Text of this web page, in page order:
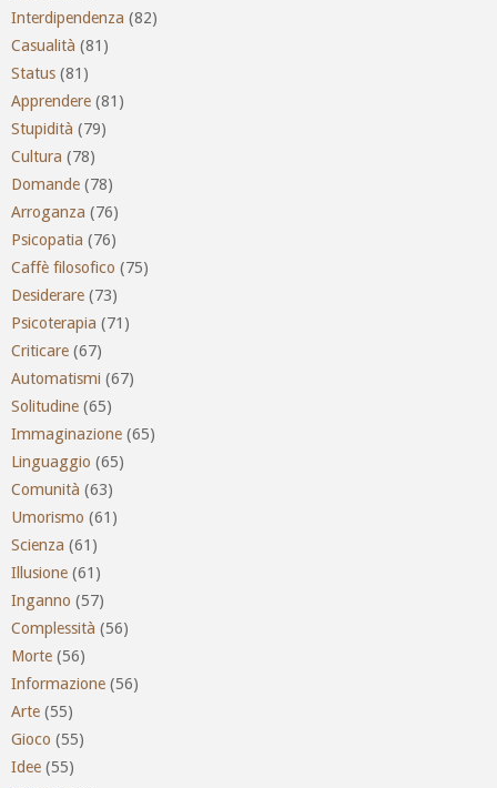
Interdipendenza (82)
Casualità (81)
Status (81)
Apprendere (81)
Stupidità (79)
Cultura (78)
Domande (78)
Arroganza (76)
Psicopatia (76)
Caffè filosofico (75)
Desiderare (73)
Psicoterapia (71)
Criticare (67)
Automatismi (67)
Solitudine (65)
Immaginazione (65)
Linguaggio (65)
Comunità (63)
Umorismo (61)
Scienza (61)
Illusione (61)
Inganno (57)
Complessità (56)
Morte (56)
Informazione (56)
Arte (55)
Gioco (55)
Idee (55)